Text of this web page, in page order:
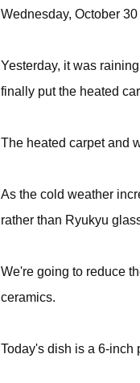
Wednesday, October 30
Yesterday, it was
finally put the heated
The heated carpet and
As the cold weather
rather than Ryukyu
We're going to reduce
ceramics.
Today's dish is a 6-inch